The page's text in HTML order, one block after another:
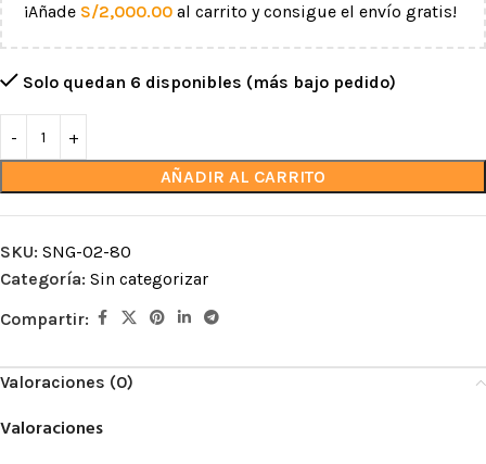
¡Añade S/2,000.00 al carrito y consigue el envío gratis!
Solo quedan 6 disponibles (más bajo pedido)
AÑADIR AL CARRITO
SKU: SNG-02-80
Categoría: Sin categorizar
Compartir:
Valoraciones (0)
Valoraciones